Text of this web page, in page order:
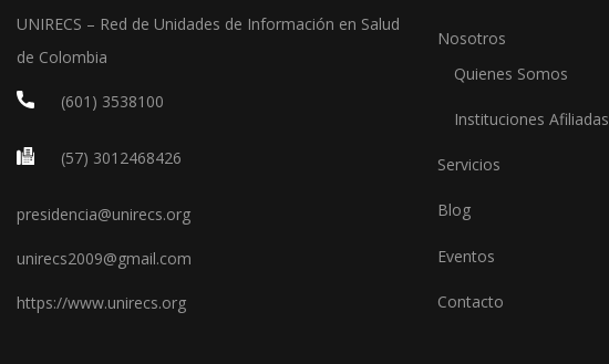
UNIRECS – Red de Unidades de Información en Salud
de Colombia
(601) 3538100
(57) 3012468426
presidencia@unirecs.org
unirecs2009@gmail.com
https://www.unirecs.org
Nosotros
Quienes Somos
Instituciones Afiliadas
Servicios
Blog
Eventos
Contacto